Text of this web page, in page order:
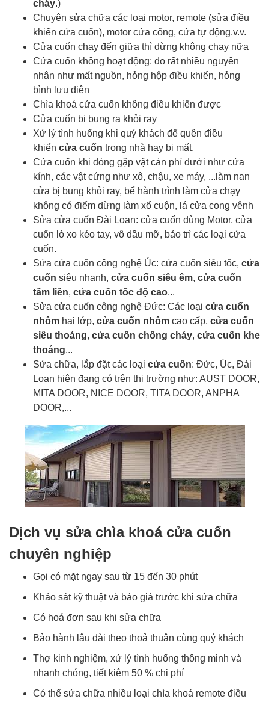
cháy.)
Chuyên sửa chữa các loại motor, remote (sửa điều
khiển cửa cuốn), motor cửa cổng, cửa tự động.v.v.
Cửa cuốn chạy đến giữa thì dừng không chạy nữa
Cửa cuốn không hoạt động: do rất nhiều nguyên
nhân như mất nguồn, hỏng hộp điều khiển, hỏng
bình lưu điện
Chìa khoá cửa cuốn không điều khiển được
Cửa cuốn bị bung ra khỏi ray
Xử lý tình huống khi quý khách để quên điều
khiển cửa cuốn trong nhà hay bị mất.
Cửa cuốn khi đóng gặp vật cản phí dưới như cửa
kính, các vật cứng như xô, chậu, xe máy, ...làm nan
cửa bị bung khỏi ray, bể hành trình làm cửa chạy
không có điểm dừng làm xổ cuộn, lá cửa cong vênh
Sửa cửa cuốn Đài Loan: cửa cuốn dùng Motor, cửa
cuốn lò xo kéo tay, vô dầu mỡ, bảo trì các loại cửa
cuốn.
Sửa cửa cuốn công nghệ Úc: cửa cuốn siêu tốc, cửa
cuốn siêu nhanh, cửa cuốn siêu êm, cửa cuốn
tấm liền, cửa cuốn tốc độ cao...
Sửa cửa cuốn công nghệ Đức: Các loại cửa cuốn
nhôm hai lớp, cửa cuốn nhôm cao cấp, cửa cuốn
siêu thoáng, cửa cuốn chống cháy, cửa cuốn khe
thoáng...
Sửa chữa, lắp đặt các loại cửa cuốn: Đức, Úc, Đài
Loan hiện đang có trên thị trường như: AUST DOOR,
MITA DOOR, NICE DOOR, TITA DOOR, ANPHA
DOOR,...
Dịch vụ sửa chìa khoá cửa cuốn
chuyên nghiệp
Gọi có mặt ngay sau từ 15 đến 30 phút
Khảo sát kỹ thuật và báo giá trước khi sửa chữa
Có hoá đơn sau khi sửa chữa
Bảo hành lâu dài theo thoả thuận cùng quý khách
Thợ kinh nghiệm, xử lý tình huống thông minh và
nhanh chóng, tiết kiệm 50 % chi phí
Có thể sửa chữa nhiều loại chìa khoá remote điều